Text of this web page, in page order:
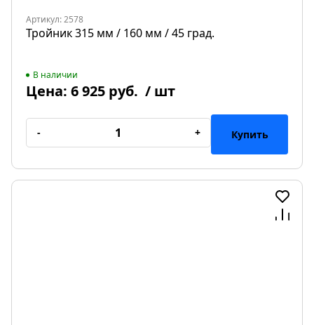
Артикул: 2578
Тройник 315 мм / 160 мм / 45 град.
В наличии
Цена: 6 925 руб. / шт
- + Купить